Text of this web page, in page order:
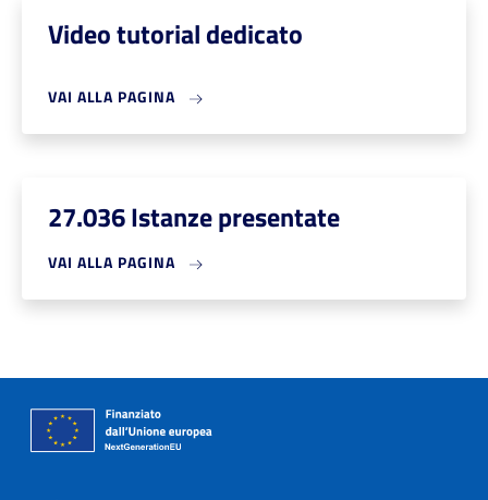
Video tutorial dedicato
VAI ALLA PAGINA
27.036 Istanze presentate
VAI ALLA PAGINA